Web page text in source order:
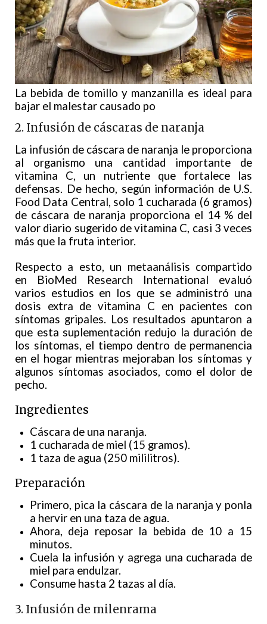
La bebida de tomillo y manzanilla es ideal para
bajar el malestar causado po
2. Infusión de cáscaras de naranja
La infusión de cáscara de naranja le proporciona
al organismo una cantidad importante de
vitamina C, un nutriente que fortalece las
defensas. De hecho, según información de U.S.
Food Data Central, solo 1 cucharada (6 gramos)
de cáscara de naranja proporciona el 14 % del
valor diario sugerido de vitamina C, casi 3 veces
más que la fruta interior.
Respecto a esto, un metaanálisis compartido
en BioMed Research International evaluó
varios estudios en los que se administró una
dosis extra de vitamina C en pacientes con
síntomas gripales. Los resultados apuntaron a
que esta suplementación redujo la duración de
los síntomas, el tiempo dentro de permanencia
en el hogar mientras mejoraban los síntomas y
algunos síntomas asociados, como el dolor de
pecho.
Ingredientes
Cáscara de una naranja.
1 cucharada de miel (15 gramos).
1 taza de agua (250 mililitros).
Preparación
Primero, pica la cáscara de la naranja y ponla
a hervir en una taza de agua.
Ahora, deja reposar la bebida de 10 a 15
minutos.
Cuela la infusión y agrega una cucharada de
miel para endulzar.
Consume hasta 2 tazas al día.
3. Infusión de milenrama